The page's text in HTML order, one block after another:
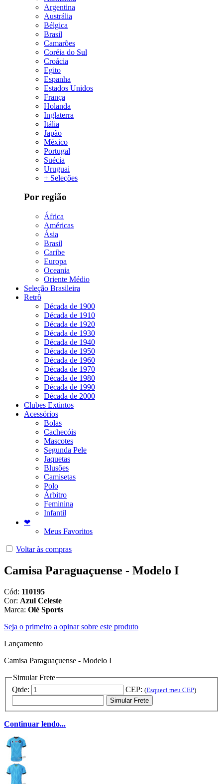
Argentina
Austrália
Bélgica
Brasil
Camarões
Coréia do Sul
Croácia
Egito
Espanha
Estados Unidos
França
Holanda
Inglaterra
Itália
Japão
México
Portugal
Suécia
Uruguai
+ Seleções
Por região
África
Américas
Ásia
Brasil
Caribe
Europa
Oceania
Oriente Médio
Seleção Brasileira
Retrô
Década de 1900
Década de 1910
Década de 1920
Década de 1930
Década de 1940
Década de 1950
Década de 1960
Década de 1970
Década de 1980
Década de 1990
Década de 2000
Clubes Extintos
Acessórios
Bolas
Cachecóis
Mascotes
Segunda Pele
Jaquetas
Blusões
Camisetas
Polo
Árbitro
Feminina
Infantil
❤
Meus Favoritos
Voltar às compras
Camisa Paraguaçuense - Modelo I
Cód: 110195
Cor: Azul Celeste
Marca: Olé Sports
Seja o primeiro a opinar sobre este produto
Lançamento
Camisa Paraguaçuense - Modelo I
Simular Frete
Qtde:
CEP: (Esqueci meu CEP)
Simular Frete
Continuar lendo...